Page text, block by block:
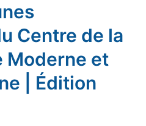
Centre de la
Moderne et
| Édition